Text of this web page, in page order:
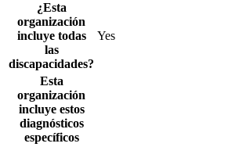
¿Esta
organización
incluye todas
las
discapacidades?
Yes
Esta
organización
incluye estos
diagnósticos
específicos